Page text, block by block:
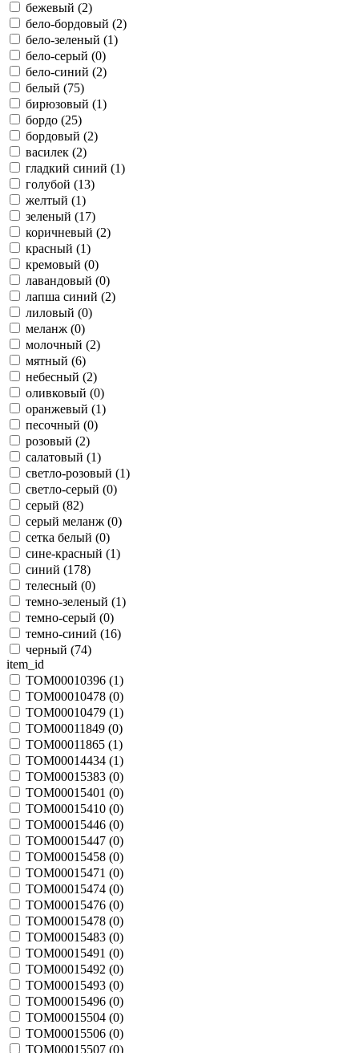
бежевый (2)
бело-бордовый (2)
бело-зеленый (1)
бело-серый (0)
бело-синий (2)
белый (75)
бирюзовый (1)
бордо (25)
бордовый (2)
василек (2)
гладкий синий (1)
голубой (13)
желтый (1)
зеленый (17)
коричневый (2)
красный (1)
кремовый (0)
лавандовый (0)
лапша синий (2)
лиловый (0)
меланж (0)
молочный (2)
мятный (6)
небесный (2)
оливковый (0)
оранжевый (1)
песочный (0)
розовый (2)
салатовый (1)
светло-розовый (1)
светло-серый (0)
серый (82)
серый меланж (0)
сетка белый (0)
сине-красный (1)
синий (178)
телесный (0)
темно-зеленый (1)
темно-серый (0)
темно-синий (16)
черный (74)
item_id
TOM00010396 (1)
TOM00010478 (0)
TOM00010479 (1)
TOM00011849 (0)
TOM00011865 (1)
TOM00014434 (1)
TOM00015383 (0)
TOM00015401 (0)
TOM00015410 (0)
TOM00015446 (0)
TOM00015447 (0)
TOM00015458 (0)
TOM00015471 (0)
TOM00015474 (0)
TOM00015476 (0)
TOM00015478 (0)
TOM00015483 (0)
TOM00015491 (0)
TOM00015492 (0)
TOM00015493 (0)
TOM00015496 (0)
TOM00015504 (0)
TOM00015506 (0)
TOM00015507 (0)